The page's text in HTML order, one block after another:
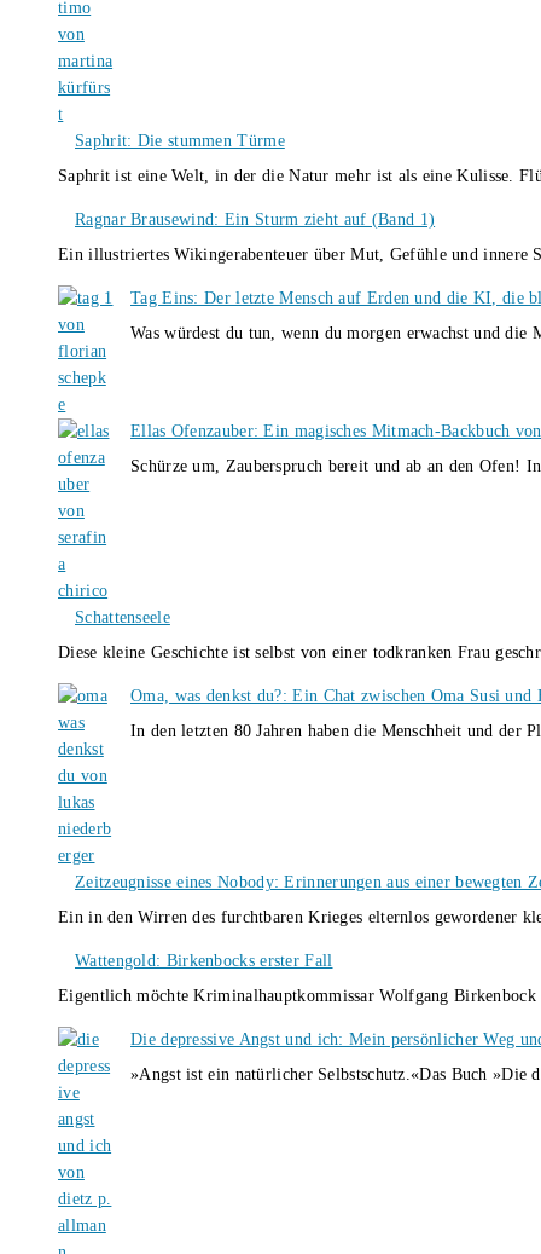
Saphrit: Die stummen Türme
Saphrit ist eine Welt, in der die Natur mehr ist als eine Kulisse.
Ragnar Brausewind: Ein Sturm zieht auf (Band 1)
Ein illustriertes Wikingerabenteuer über Mut, Gefühle und
Tag Eins: Der letzte Mensch auf Erden und die KI, die
Was würdest du tun, wenn du morgen erwachst und
Ellas Ofenzauber: Ein magisches Mitmach-Backbuch
Schürze um, Zauberspruch bereit und ab an den Ofen!
Schattenseele
Diese kleine Geschichte ist selbst von einer todkranken Frau
Oma, was denkst du?: Ein Chat zwischen Oma Susi
In den letzten 80 Jahren haben die Menschheit und
Zeitzeugnisse eines Nobody: Erinnerungen aus einer bewegten
Ein in den Wirren des furchtbaren Krieges elternlos gewordener
Wattengold: Birkenbocks erster Fall
Eigentlich möchte Kriminalhauptkommissar Wolfgang
Die depressive Angst und ich: Mein persönlicher Weg
»Angst ist ein natürlicher Selbstschutz.«Das Buch